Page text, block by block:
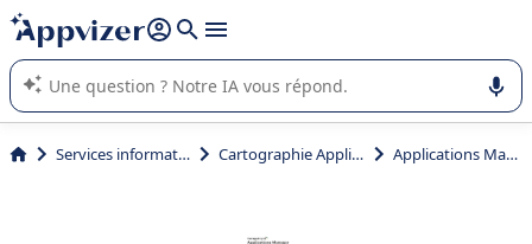
répondre (plusieurs lignes avec
L'IA de Appvizer vous guide dans l'utilisation ou la sélection de
logiciel SaaS en entreprise.
Services informatiques Cartographie Applicative Applications Manager